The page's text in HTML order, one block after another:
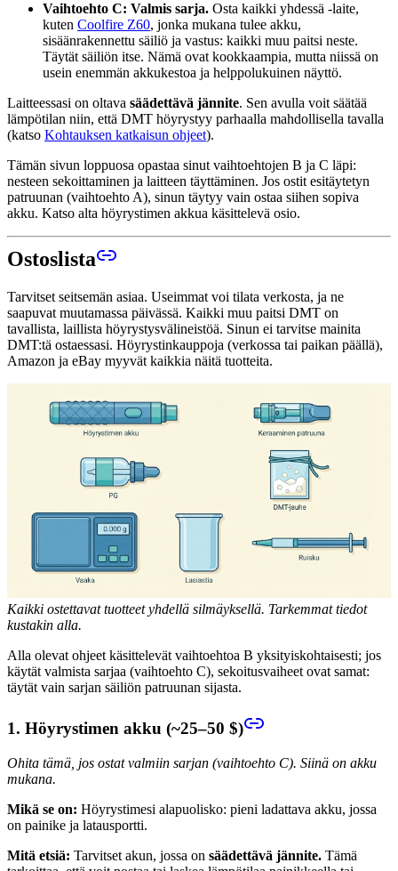
Vaihtoehto C: Valmis sarja. Osta kaikki yhdessä -laite,
kuten Coolfire Z60, jonka mukana tulee akku,
sisäänrakennettu säiliö ja vastus: kaikki muu paitsi neste.
Täytät säiliön itse. Nämä ovat kookkaampia, mutta niissä on
usein enemmän akkukestoa ja helppolukuinen näyttö.
Laitteessasi on oltava säädettävä jännite. Sen avulla voit säätää
lämpötilan niin, että DMT höyrystyy parhaalla mahdollisella tavalla
(katso Kohtauksen katkaisun ohjeet).
Tämän sivun loppuosa opastaa sinut vaihtoehtojen B ja C läpi:
nesteen sekoittaminen ja laitteen täyttäminen. Jos ostit esitäytetyn
patruunan (vaihtoehto A), sinun täytyy vain ostaa siihen sopiva
akku. Katso alta höyrystimen akkua käsittelevä osio.
Ostoslista
Tarvitset seitsemän asiaa. Useimmat voi tilata verkosta, ja ne
saapuvat muutamassa päivässä. Kaikki muu paitsi DMT on
tavallista, laillista höyrystysvälineistöä. Sinun ei tarvitse mainita
DMT:tä ostaessasi. Höyrystinkauppoja (verkossa tai paikan päällä),
Amazon ja eBay myyvät kaikkia näitä tuotteita.
Kaikki ostettavat tuotteet yhdellä silmäyksellä. Tarkemmat tiedot
kustakin alla.
Alla olevat ohjeet käsittelevät vaihtoehtoa B yksityiskohtaisesti; jos
käytät valmista sarjaa (vaihtoehto C), sekoitusvaiheet ovat samat:
täytät vain sarjan säiliön patruunan sijasta.
1. Höyrystimen akku (~25–50 $)
Ohita tämä, jos ostat valmiin sarjan (vaihtoehto C). Siinä on akku
mukana.
Mikä se on: Höyrystimesi alapuolisko: pieni ladattava akku, jossa
on painike ja latausportti.
Mitä etsiä: Tarvitset akun, jossa on säädettävä jännite. Tämä